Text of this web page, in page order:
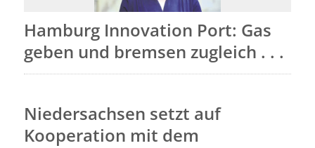
Hamburg Innovation Port: Gas
geben und bremsen zugleich . . .
Niedersachsen setzt auf
Kooperation mit dem